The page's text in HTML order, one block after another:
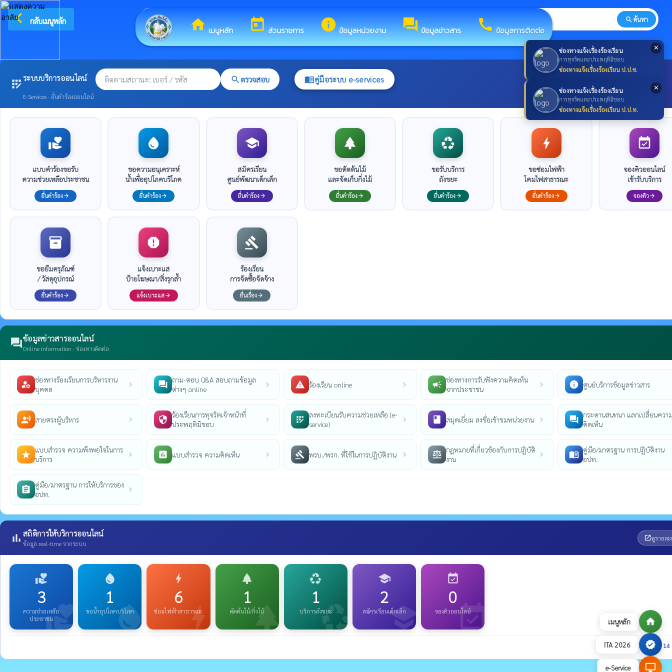
เมนูหลัก home
ITA 2026 verified
e-Service desktop_windows
✕
ช่องทางแจ้งเรื่องร้องเรียน
การทุจริตและประพฤติมิชอบ
ช่องทางแจ้งเรื่องร้องเรียน ป.ป.ช.
✕
ช่องทางแจ้งเรื่องร้องเรียน
การทุจริตและประพฤติมิชอบ
ช่องทางแจ้งเรื่องร้องเรียน ป.ป.ท.
homeเมนูหลัก todayส่วนราชการ infoข้อมูลหน่วยงาน forumข้อมูลข่าวสาร callข้อมูลการติดต่อ
arrow_back_ios กลับเมนูหลัก ยินดีต้อนรับสู่เว็บไซต์ของ องค์การบริหารส่วนตำบลสันโค้ง search ค้นหา
app_registrationระบบบริการออนไลน์ search ตรวจสอบ menu_bookคู่มือระบบ e-services
E-Services · ยื่นคำร้องออนไลน์
volunteer_activism
แบบคำร้องขอรับ
ความช่วยเหลือประชาชน
ยื่นคำร้องarrow_forward
water_drop
ขอความอนุเคราะห์
น้ำเพื่ออุปโภคบริโภค
ยื่นคำร้องarrow_forward
school
สมัครเรียน
ศูนย์พัฒนาเด็กเล็ก
ยื่นคำร้องarrow_forward
park
ขอตัดต้นไม้
และจัดเก็บกิ่งไม้
ยื่นคำร้องarrow_forward
recycling
ขอรับบริการ
ถังขยะ
ยื่นคำร้องarrow_forward
bolt
ขอซ่อมไฟฟ้า
โคมไฟสาธารณะ
ยื่นคำร้องarrow_forward
event_available
จองคิวออนไลน์
เข้ารับบริการ
จองคิวarrow_forward
inventory_2
ขอยืมครุภัณฑ์
/ วัสดุอุปกรณ์
ยื่นคำร้องarrow_forward
report
แจ้งเบาะแส
ป้ายโฆษณา/สิ่งรุกล้ำ
แจ้งเบาะแสarrow_forward
gavel
ร้องเรียน
การจัดซื้อจัดจ้าง
ยื่นเรื่องarrow_forward
forumข้อมูลข่าวสารออนไลน์
Online Information · ช่องทางติดต่อ
manage_accounts ช่องทางร้องเรียนการบริหารงาน
บุคคล
chevron_right question_answer ถาม-ตอบ Q&A สอบถามข้อมูล
ต่างๆ online
chevron_right report_problem ร้องเรียน online chevron_right campaign ช่องทางการรับฟังความคิดเห็น
จากประชาชน
chevron_right info ศูนย์บริการข้อมูลข่าวสาร
record_voice_over สายตรงผู้บริหาร chevron_right security ร้องเรียนการทุจริตเจ้าหน้าที่
ประพฤติมิชอบ
chevron_right app_registration ลงทะเบียนรับความช่วยเหลือ (e-
service)
chevron_right book สมุดเยี่ยม ลงชื่อเข้าชมหน่วยงาน chevron_right forum กระดานสนทนา แลกเปลี่ยนควา
คิดเห็น
star_rate
แบบสำรวจ ความพึงพอใจในการ
บริการ
chevron_right poll แบบสำรวจ ความคิดเห็น chevron_right gavel พรบ./พรก. ที่ใช้ในการปฏิบัติงาน chevron_right balance กฎหมายที่เกี่ยวข้องกับการปฏิบัติ
งาน
chevron_right menu_book คู่มือ/มาตรฐาน การปฏิบัติงาน
อปท.
assignment
คู่มือ/มาตรฐาน การให้บริการของ
อปท.
chevron_right
bar_chart สถิติการให้บริการออนไลน์
ข้อมูล real-time จากระบบ
open_in_newดูรายล
volunteer_activism
volunteer_activism
3
ความช่วยเหลือ
ประชาชน
water_drop
water_drop
1
ขอน้ำอุปโภคบริโภค bolt
bolt
6
ซ่อมไฟฟ้าสาธารณะ park
park
1
ตัดต้นไม้/กิ่งไม้ recycling
recycling
1
บริการถังขยะ school
school
2
สมัครเรียนเด็กเล็ก event_available
event_available
0
จองคิวออนไลน์
info_outline รวมทั้งหมด 14